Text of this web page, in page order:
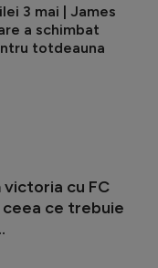
3 mai | James
a schimbat
totdeauna
victoria cu FC
ce trebuie